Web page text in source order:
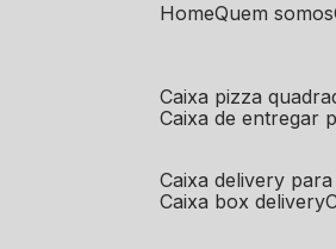
Home Quem somos
caixa pizza
caixa de entregar
caixa delivery
caixa box delivery